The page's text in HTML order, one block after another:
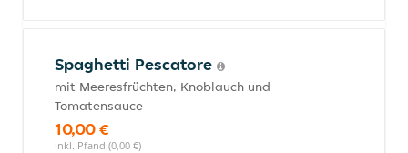
Spaghetti Pescatore
mit Meeresfrüchten, Knoblauch und
Tomatensauce
10,00 €
inkl. Pfand (0,00 €)